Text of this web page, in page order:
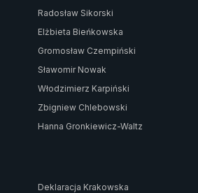
Radosław Sikorski
Elżbieta Bieńkowska
Gromosław Czempiński
Sławomir Nowak
Włodzimierz Karpiński
Zbigniew Chlebowski
Hanna Gronkiewicz-Waltz
Deklaracja Krakowska